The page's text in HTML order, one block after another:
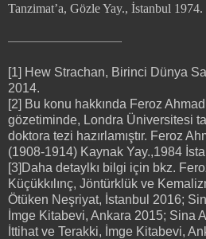
Tanzimat’a, Gözle Yay., İstanbul 1974.
[1] Hew Strachan, Birinci Dünya
2014.
[2] Bu konu hakkında Feroz
gözetiminde, Londra Üniversitesi
doktora tezi hazırlamıştır. Feroz
(1908-1914) Kaynak Yay.,1984
[3]Daha detaylkı bilgi için bkz.
Küçükkılınç, Jöntürklük ve
Ötüken Neşriyat, İstanbul 2016;
İmge Kitabevi, Ankara 2015; Sina
İttihat ve Terakki, İmge Kitabevi,